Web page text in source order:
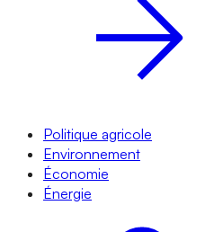
Politique agricole
Environnement
Économie
Énergie